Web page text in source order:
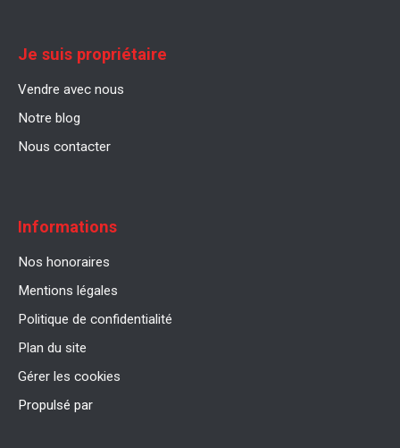
Je suis propriétaire
Vendre avec nous
Notre blog
Nous contacter
Informations
Nos honoraires
Mentions légales
Politique de confidentialité
Plan du site
Gérer les cookies
Propulsé par